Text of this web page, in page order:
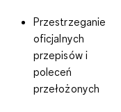
Przestrzeganie
oficjalnych
przepisów i
poleceń
przełożonych